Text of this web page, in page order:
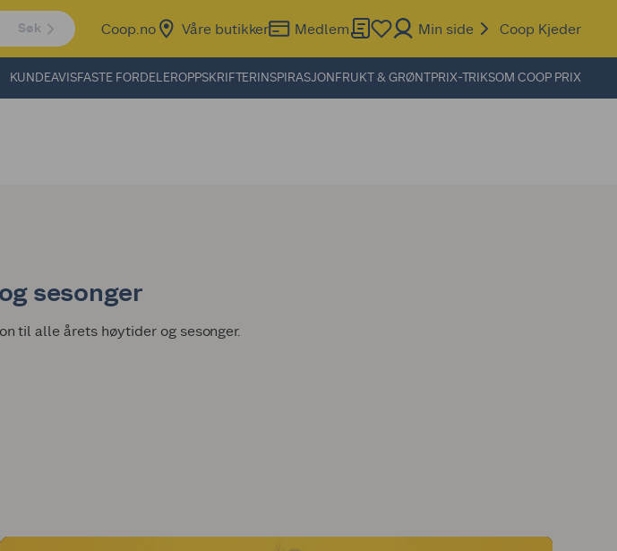
Søk Coop.no Våre butikker Medlem Min side Coop Kjeder
KUNDEAVISFASTE FORDELEROPPSKRIFTERINSPIRASJONFRUKT & GRØNTPRIX-TRIKSOM COOP PRIX
sesonger
til alle årets høytider og sesonger.